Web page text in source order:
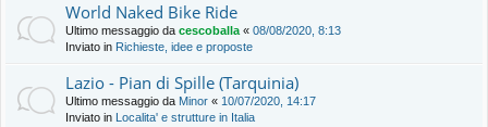
World Naked Bike Ride
Ultimo messaggio da cescoballa « 08/08/2020, 8:13
Inviato in Richieste, idee e proposte
Lazio - Pian di Spille (Tarquinia)
Ultimo messaggio da Minor « 10/07/2020, 14:17
Inviato in Localita' e strutture in Italia